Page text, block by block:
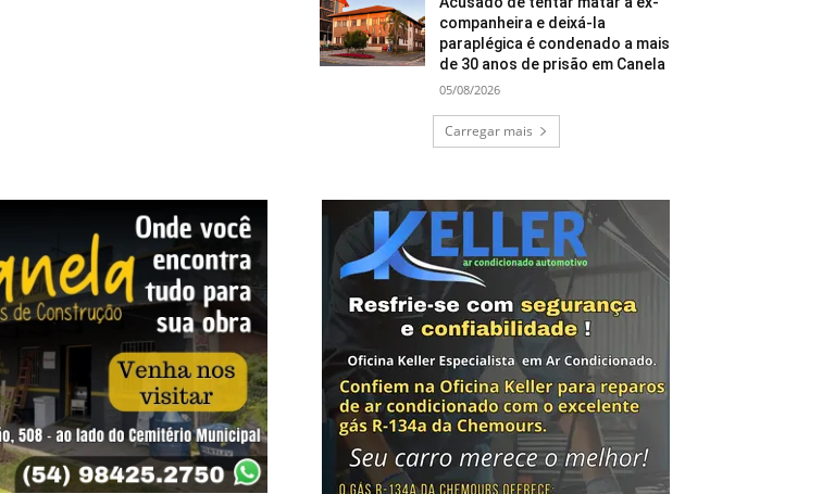
companheira e deixá-la
paraplégica é condenado a mais
de 30 anos de prisão em Canela
05/08/2026
Carregar mais